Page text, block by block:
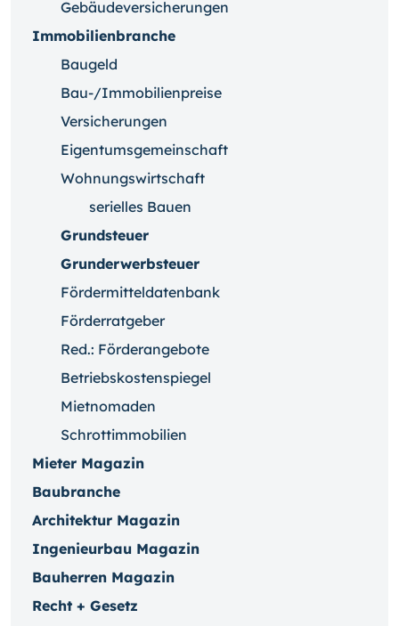
Gebäudeversicherungen
Immobilienbranche
Baugeld
Bau-/Immobilienpreise
Versicherungen
Eigentumsgemeinschaft
Wohnungswirtschaft
serielles Bauen
Grundsteuer
Grunderwerbsteuer
Fördermitteldatenbank
Förderratgeber
Red.: Förderangebote
Betriebskostenspiegel
Mietnomaden
Schrottimmobilien
Mieter Magazin
Baubranche
Architektur Magazin
Ingenieurbau Magazin
Bauherren Magazin
Recht + Gesetz